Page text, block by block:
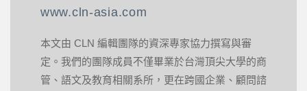
www.cln-asia.com
本文由 CLN 編輯團隊的資深專家協力撰寫與審
定。我們的團隊成員不僅畢業於台灣頂尖大學的商
管、語文及教育相關系所，更在跨國企業、顧問諮